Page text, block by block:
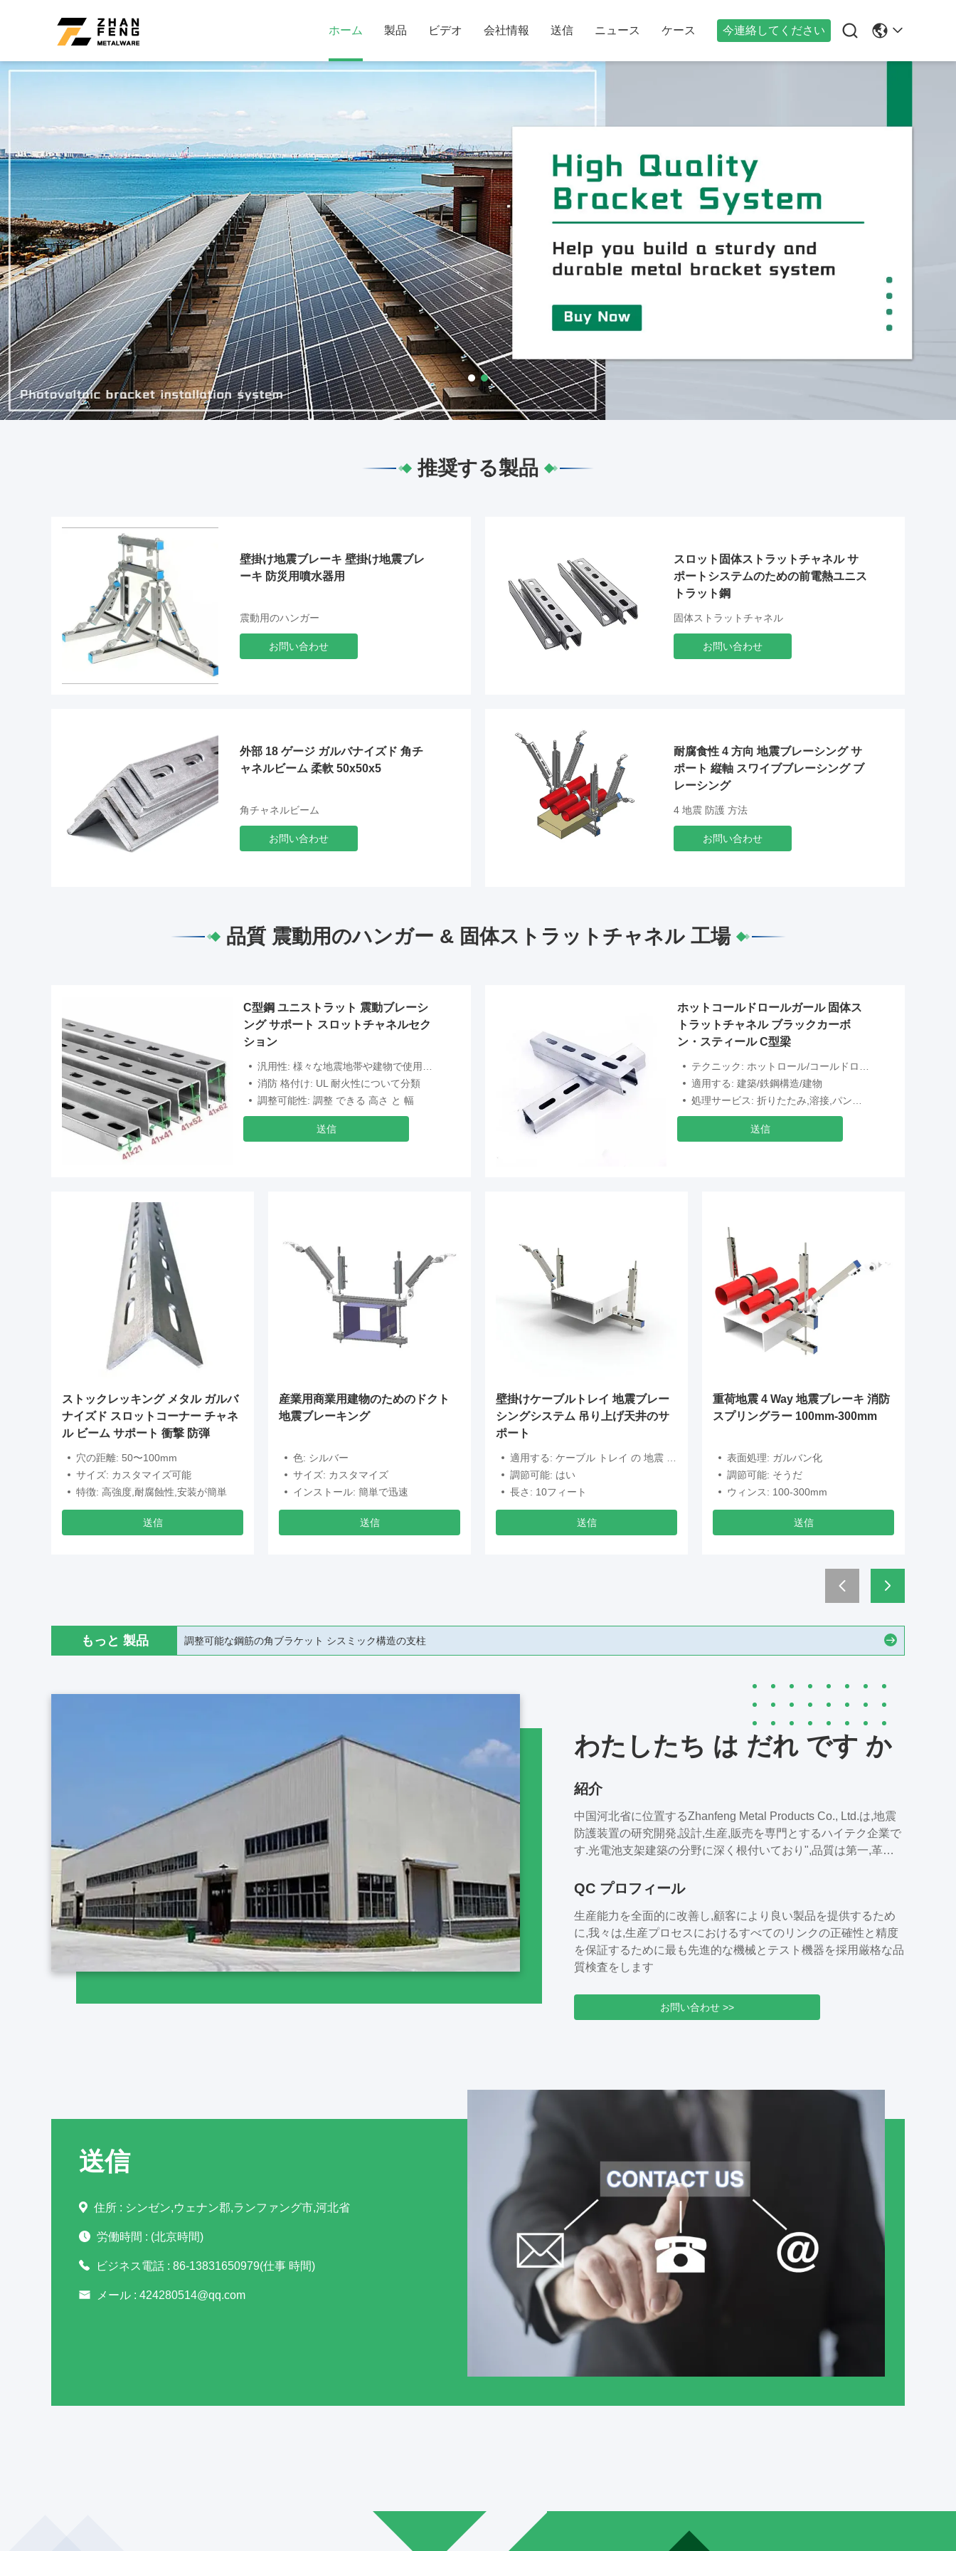
ホーム 製品 ビデオ 会社情報 送信 ニュース ケース 今連絡してください 
推奨する製品
壁掛け地震ブレーキ 壁掛け地震ブレ
ーキ 防災用噴水器用
震動用のハンガー
お問い合わせ
スロット固体ストラットチャネル サ
ポートシステムのための前電熱ユニス
トラット鋼
固体ストラットチャネル
お問い合わせ
外部 18 ゲージ ガルバナイズド 角チ
ャネルビーム 柔軟 50x50x5
角チャネルビーム
お問い合わせ
耐腐食性 4 方向 地震ブレーシング サ
ポート 縦軸 スワイブブレーシング ブ
レーシング
4 地震 防護 方法
お問い合わせ
品質 震動用のハンガー & 固体ストラットチャネル 工場
C型鋼 ユニストラット 震動ブレーシ
ング サポート スロットチャネルセク
ション
汎用性: 様々な地震地帯や建物で使用できます.
消防 格付け: UL 耐火性について分類
調整可能性: 調整 できる 高さ と 幅
送信
ホットコールドロールガール 固体ス
トラットチャネル ブラックカーボ
ン・スティール C型梁
テクニック: ホットロール/コールドロール
適用する: 建築/鉄鋼構造/建物
処理サービス: 折りたたみ,溶接,パンチング,デコイル,切断
送信
ストックレッキング メタル ガルバ
ナイズド スロットコーナー チャネ
ル ビーム サポート 衝撃 防弾
穴の距離: 50〜100mm
サイズ: カスタマイズ可能
特徴: 高強度,耐腐蝕性,安装が簡単
送信
産業用商業用建物のためのドクト
地震ブレーキング
色: シルバー
サイズ: カスタマイズ
インストール: 簡単で迅速
送信
壁掛けケーブルトレイ 地震ブレー
シングシステム 吊り上げ天井のサ
ポート
適用する: ケーブル トレイ の 地震 対応
調節可能: はい
長さ: 10フィート
送信
重荷地震 4 Way 地震ブレーキ 消防
スプリングラー 100mm-300mm
表面処理: ガルバン化
調節可能: そうだ
ウィンス: 100-300mm
送信
もっと 製品 プリパンク スロットメタルアングル 鉄筋棒 L 形 ODM
わたしたち は だれ です か
紹介
中国河北省に位置するZhanfeng Metal Products Co., Ltd.は,地震
防護装置の研究開発,設計,生産,販売を専門とするハイテク企業で
す.光電池支架建築の分野に深く根付いており",品質は第一,革新
を提供することに焦点を当てていますグローバル顧客に優れた製
新,そして双方の利益"の企業精神を堅持し,顧客中心で市場志向の
アプローチを堅持し,継続的に製品とサービスを革新します.顧客
満足度を向上させる私たちは製品範囲を拡大し サービスの質を
向上させ より良い未来を創り出すために あらゆる階層の友人と
QC プロフィール
生産能力を全面的に改善し,顧客により良い製品を提供するため
に,我々は,生産プロセスにおけるすべてのリンクの正確性と精度
を保証するために最も先進的な機械とテスト機器を採用厳格な品
質検査をします
お問い合わせ >>
送信
住所 : シンゼン,ウェナン郡,ランファング市,河北省
労働時間 : (北京時間)
ビジネス電話 : 86-13831650979(仕事 時間)
メール : 424280514@qq.com